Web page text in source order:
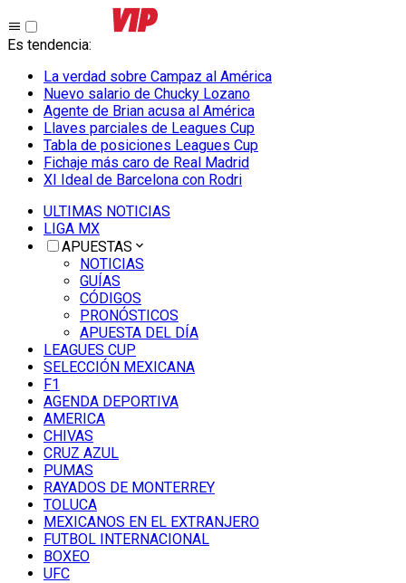
Es tendencia:
La verdad sobre Campaz al América
Nuevo salario de Chucky Lozano
Agente de Brian acusa al América
Llaves parciales de Leagues Cup
Tabla de posiciones Leagues Cup
Fichaje más caro de Real Madrid
XI Ideal de Barcelona con Rodri
ULTIMAS NOTICIAS
LIGA MX
APUESTAS
NOTICIAS
GUÍAS
CÓDIGOS
PRONÓSTICOS
APUESTA DEL DÍA
LEAGUES CUP
SELECCIÓN MEXICANA
F1
AGENDA DEPORTIVA
AMERICA
CHIVAS
CRUZ AZUL
PUMAS
RAYADOS DE MONTERREY
TOLUCA
MEXICANOS EN EL EXTRANJERO
FUTBOL INTERNACIONAL
BOXEO
UFC